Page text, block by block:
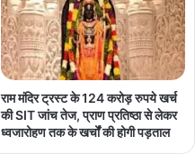
राम मंदिर ट्रस्ट के 124 करोड़ रुपये खर्च
की SIT जांच तेज, प्राण प्रतिष्ठा से लेकर
ध्वजारोहण तक के खर्चों की होगी पड़ताल